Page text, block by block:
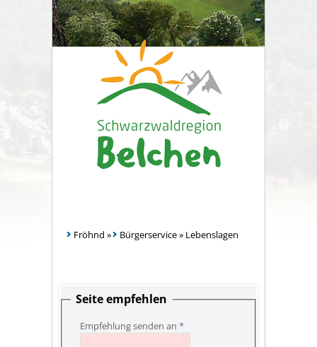
Fröhnd » Bürgerservice» Lebenslagen
Seite empfehlen
Empfehlung senden an *